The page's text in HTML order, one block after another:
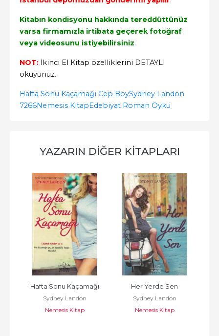
Kitabın kondisyonu hakkında tereddüttünüz
varsa firmamızla irtibata geçerek fotoğraf
veya videosunu istiyebilirsiniz.
NOT: İkinci El Kitap özelliklerini DETAYLI
okuyunuz.
Hafta Sonu Kaçamağı Cep BoySydney Landon
7266Nemesis KitapEdebiyat Roman Öykü
YAZARIN DIĞER KITAPLARI
Hafta Sonu Kaçamağı
Sydney Landon
Nemesis Kitap
Her Yerde Sen
Sydney Landon
Nemesis Kitap